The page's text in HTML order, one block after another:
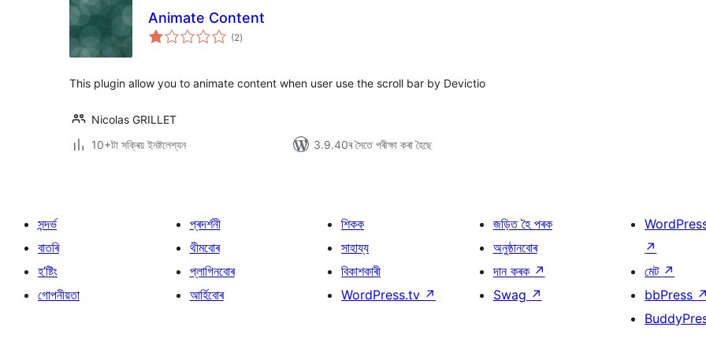
Animate Content
(2টা
মুঠ)
This plugin allow you to animate content when user use the scroll bar by Devictio
Nicolas GRILLET
10+টা সক্ৰিয় ইনষ্টলেশ্যন
3.9.40ৰ সৈতে পৰীক্ষা কৰা হৈছে
সন্দৰ্ভ
বাতৰি
হ’ষ্টিং
গোপনীয়তা
প্ৰদৰ্শনী
থীমবোৰ
প্লাগিনবোৰ
আৰ্হিবোৰ
শিকক
সাহায্য
বিকাশকাৰী
WordPress.tv ↗
জড়িত হৈ পৰক
অনুষ্ঠানবোৰ
দান কৰক ↗
Swag ↗
↗
মেট ↗
bbPress ↗